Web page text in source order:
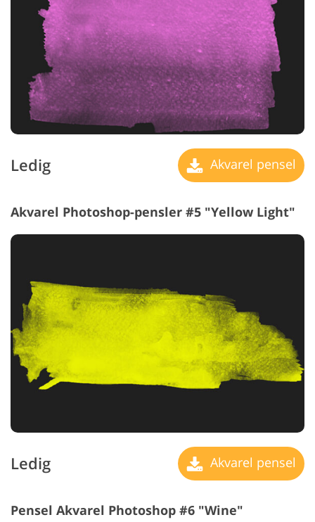
Ledig Akvarel pensel
Akvarel Photoshop-pensler #5 "Yellow Light"
Ledig Akvarel pensel
Pensel Akvarel Photoshop #6 "Wine"